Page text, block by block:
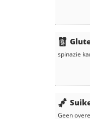
spinazie
Geen